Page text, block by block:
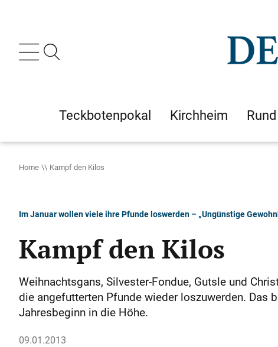
Teckbotenpokal Kirchheim
Home Kampf den Kilos
Im Januar wollen viele ihre Pfunde loswerden – „Ungünstige
Kampf den Kilos
Weihnachtsgans, Silvester-Fondue, Gutsle und
die angefutterten Pfunde wieder loszuwerden. Das
Jahresbeginn in die Höhe.
09.01.2013